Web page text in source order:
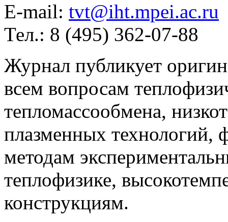
E-mail: tvt@iht.mpei.ac.ru
Тел.: 8 (495) 362-07-88
Журнал публикует
всем вопросам
тепломассообмена,
плазменных технологий,
методам
теплофизике,
конструкциям.